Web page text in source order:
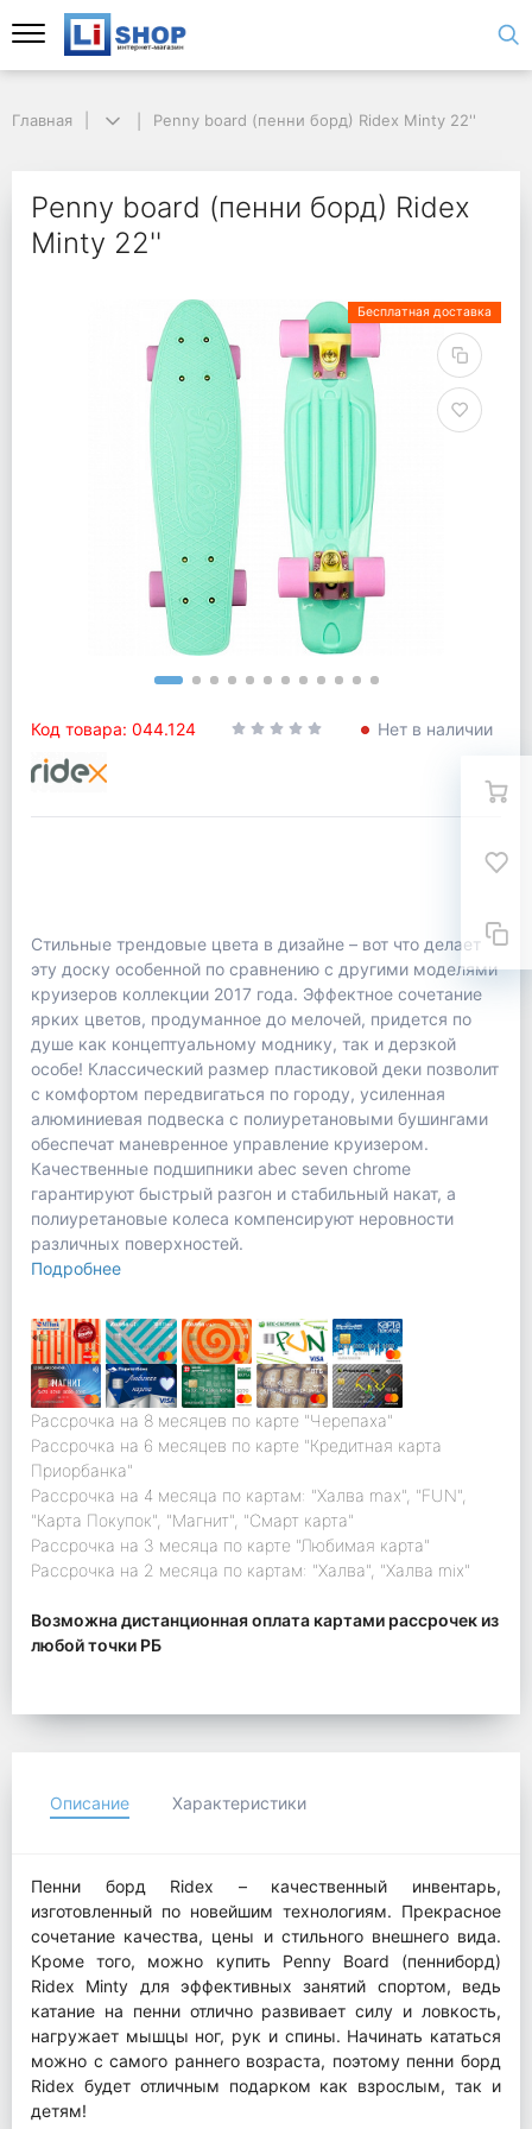
Главная Penny board (пенни борд) Ridex Minty 22''
Penny board (пенни борд) Ridex
Minty 22''
Бесплатная доставка
Код товара: 044.124 Нет в наличии
Стильные трендовые цвета в дизайне – вот что делает
эту доску особенной по сравнению с другими моделями
круизеров коллекции 2017 года. Эффектное сочетание
ярких цветов, продуманное до мелочей, придется по
душе как концептуальному моднику, так и дерзкой
особе! Классический размер пластиковой деки позволит
с комфортом передвигаться по городу, усиленная
алюминиевая подвеска c полиуретановыми бушингами
обеспечат маневренное управление круизером.
Качественные подшипники abec seven chrome
гарантируют быстрый разгон и стабильный накат, а
полиуретановые колеса компенсируют неровности
различных поверхностей.
Подробнее
Рассрочка на 8 месяцев по карте "Черепаха"
Рассрочка на 6 месяцев по карте "Кредитная карта
Приорбанка"
Рассрочка на 4 месяца по картам: "Халва max", "FUN",
"Карта Покупок", "Магнит", "Смарт карта"
Рассрочка на 3 месяца по карте "Любимая карта"
Рассрочка на 2 месяца по картам: "Халва", "Халва mix"
Возможна дистанционная оплата картами рассрочек из
любой точки РБ
Описание Характеристики
Пенни борд Ridex – качественный инвентарь,
изготовленный по новейшим технологиям. Прекрасное
сочетание качества, цены и стильного внешнего вида.
Кроме того, можно купить Penny Board (пенниборд)
Ridex Minty для эффективных занятий спортом, ведь
катание на пенни отлично развивает силу и ловкость,
нагружает мышцы ног, рук и спины. Начинать кататься
можно с самого раннего возраста, поэтому пенни борд
Ridex будет отличным подарком как взрослым, так и
детям!